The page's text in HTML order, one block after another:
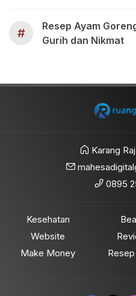
#
Resep Ayam
Gurih dan Nikmat
Karang
0895
Kesehatan
Website
Make Money